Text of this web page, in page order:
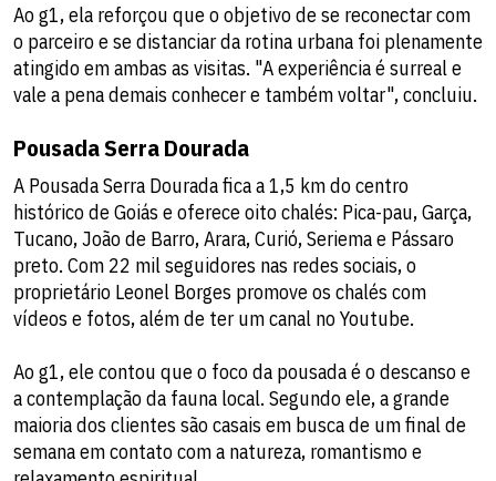
Ao g1, ela reforçou que o objetivo de se reconectar com
o parceiro e se distanciar da rotina urbana foi plenamente
atingido em ambas as visitas. "A experiência é surreal e
vale a pena demais conhecer e também voltar", concluiu.
Pousada Serra Dourada
A Pousada Serra Dourada fica a 1,5 km do centro
histórico de Goiás e oferece oito chalés: Pica-pau, Garça,
Tucano, João de Barro, Arara, Curió, Seriema e Pássaro
preto. Com 22 mil seguidores nas redes sociais, o
proprietário Leonel Borges promove os chalés com
vídeos e fotos, além de ter um canal no Youtube.
Ao g1, ele contou que o foco da pousada é o descanso e
a contemplação da fauna local. Segundo ele, a grande
maioria dos clientes são casais em busca de um final de
semana em contato com a natureza, romantismo e